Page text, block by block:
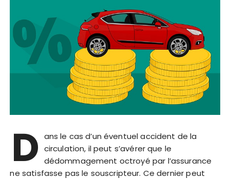
D ans le cas d’un éventuel accident de la
circulation, il peut s’avérer que le
dédommagement octroyé par l’assurance
ne satisfasse pas le souscripteur. Ce dernier peut